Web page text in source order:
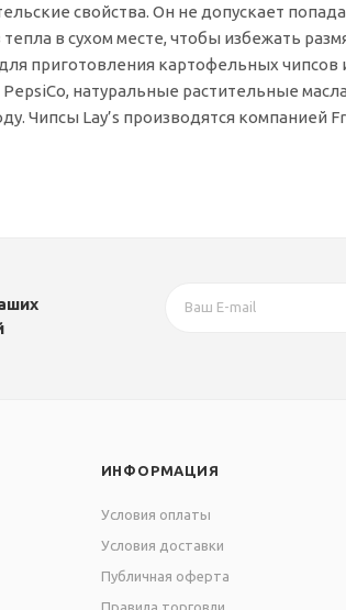
свойства. Он не допускает
в сухом месте, чтобы избежать
приготовления картофельных
натуральные растительные
Чипсы Lay’s производятся компанией
ИНФОРМАЦИЯ
Условия оплаты
Условия доставки
Публичная оферта
Правила торговли